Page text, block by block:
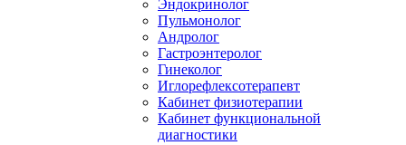
Эндокринолог
Пульмонолог
Андролог
Гастроэнтеролог
Гинеколог
Иглорефлексотерапевт
Кабинет физиотерапии
Кабинет функциональной
диагностики